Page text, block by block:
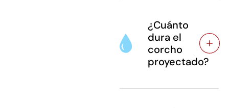
¿Cuánto
dura el
corcho
proyectado?